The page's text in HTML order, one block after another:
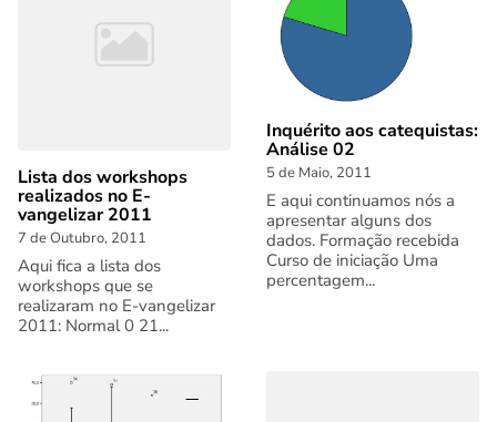
Lista dos workshops
realizados no E-
vangelizar 2011
7 de Outubro, 2011
Aqui fica a lista dos
workshops que se
realizaram no E-vangelizar
2011: Normal 0 21...
Inquérito aos catequistas:
Análise 02
5 de Maio, 2011
E aqui continuamos nós a
apresentar alguns dos
dados. Formação recebida
Curso de iniciação Uma
percentagem...